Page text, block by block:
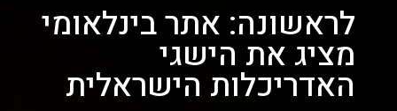
לראשונה: אתר בינלאומי
מציג את הישגי
האדריכלות הישראלית